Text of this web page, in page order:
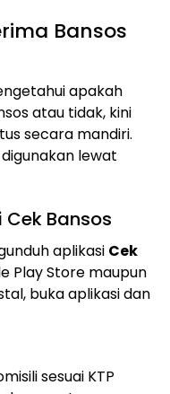
Bansos
apakah
atau tidak, kini
secara mandiri.
lewat
Bansos
aplikasi Cek
Play Store maupun
buka aplikasi dan
sesuai KTP